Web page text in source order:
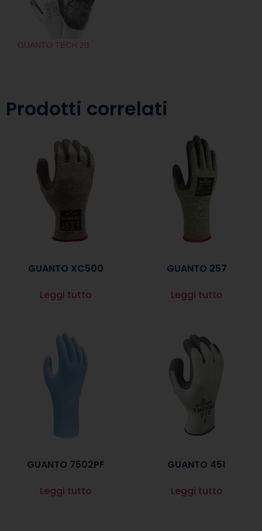
GUANTO TECH 20
Prodotti correlati
GUANTO XC500
Leggi tutto
GUANTO 257
Leggi tutto
GUANTO 7502PF
Leggi tutto
GUANTO 451
Leggi tutto